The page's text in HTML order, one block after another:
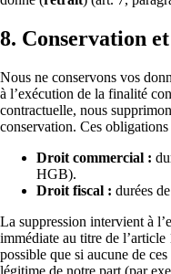
8. Conservation
Nous ne conservons vos
à l’exécution de la finalité
contractuelle, nous
conservation. Ces
Droit commercial :
HGB).
Droit fiscal : durées
La suppression intervient à
immédiate au titre de
possible que si aucune de
légitime de notre part (par